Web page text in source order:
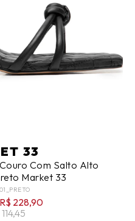
33
Com Salto Alto
Market 33
R$ 228,90